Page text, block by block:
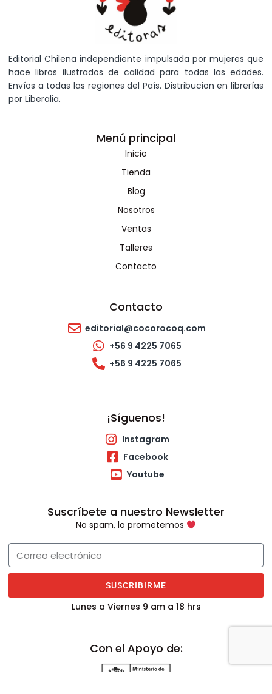
Editorial Chilena independiente impulsada por mujeres que
hace libros ilustrados de calidad para todas las edades.
Envíos a todas las regiones del País. Distribucion en librerías
por Liberalia.
Menú principal
Inicio
Tienda
Blog
Nosotros
Ventas
Talleres
Contacto
Contacto
editorial@cocorocoq.com
+56 9 4225 7065
+56 9 4225 7065
¡Síguenos!
Instagram
Facebook
Youtube
Suscríbete a nuestro Newsletter
No spam, lo prometemos
SUSCRIBIRME
Lunes a Viernes 9 am a 18 hrs
Con el Apoyo de: